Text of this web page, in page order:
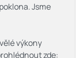
Jsme
výkony
zde: